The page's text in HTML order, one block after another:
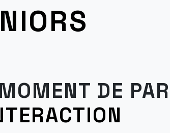
DE